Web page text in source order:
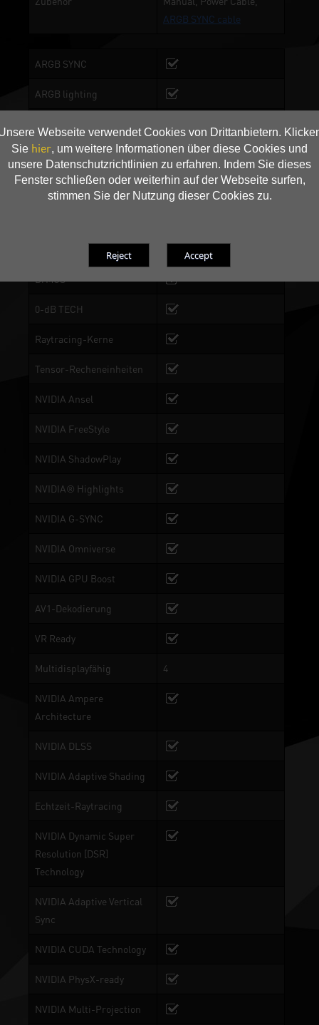
Webseite verwendet Cookies von Drittanbietern.
Sie hier, um weitere Informationen über diese Cookies und
unsere Datenschutzrichtlinien zu erfahren. Indem Sie dieses
Fenster schließen oder weiterhin auf der Webseite surfen,
stimmen Sie der Nutzung dieser Cookies zu.
ARGB SYNC cable
ARGB SYNC
ARGB lighting
Lüftungsklingen
2-Ball Bearing
Copper Base
DrMOS
0-dB TECH
Raytracing-Kerne
Tensor-Recheneinheiten
NVIDIA Ansel
NVIDIA FreeStyle
NVIDIA ShadowPlay
NVIDIA® Highlights
NVIDIA G-SYNC
NVIDIA Omniverse
NVIDIA GPU Boost
AV1-Dekodierung
VR Ready
Multidisplayfähig 4
NVIDIA Ampere
Architecture
NVIDIA DLSS
NVIDIA Adaptive Shading
Echtzeit-Raytracing
NVIDIA Dynamic Super
Resolution [DSR]
Technology
NVIDIA Adaptive Vertical
Sync
NVIDIA CUDA Technology
NVIDIA PhysX-ready
NVIDIA Multi-Projection